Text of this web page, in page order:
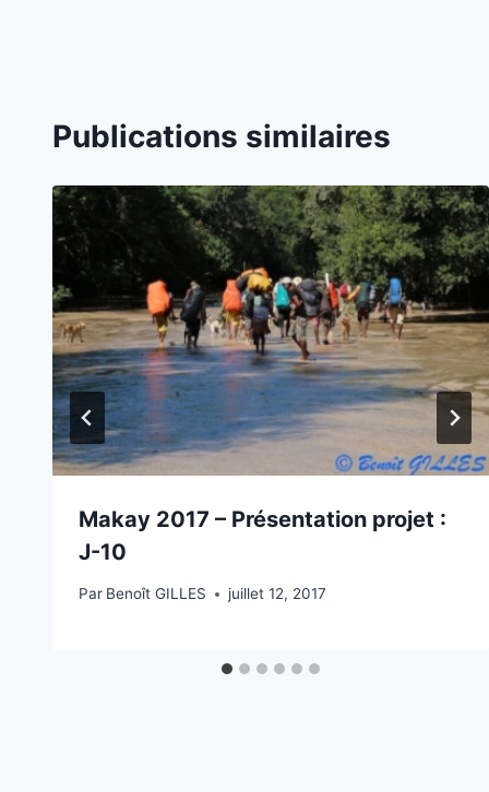
Publications similaires
Makay 2017 – Présentation projet :
J-10
Par Benoît GILLES juillet 12, 2017